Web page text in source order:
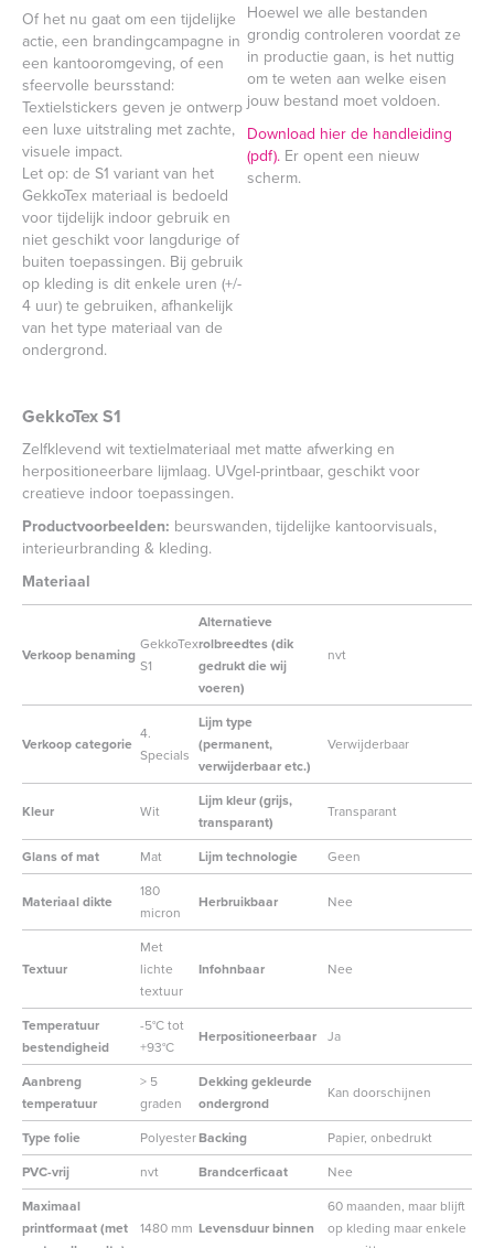
Of het nu gaat om een tijdelijke
actie, een brandingcampagne in
een kantooromgeving, of een
sfeervolle beursstand:
Textielstickers geven je ontwerp
een luxe uitstraling met zachte,
visuele impact.
Let op: de S1 variant van het
GekkoTex materiaal is bedoeld
voor tijdelijk indoor gebruik en
niet geschikt voor langdurige of
buiten toepassingen. Bij gebruik
op kleding is dit enkele uren (+/-
4 uur) te gebruiken, afhankelijk
van het type materiaal van de
ondergrond.
Hoewel we alle bestanden
grondig controleren voordat ze
in productie gaan, is het nuttig
om te weten aan welke eisen
jouw bestand moet voldoen.
Download hier de handleiding
(pdf). Er opent een nieuw
scherm.
GekkoTex S1
Zelfklevend wit textielmateriaal met matte afwerking en
herpositioneerbare lijmlaag. UVgel-printbaar, geschikt voor
creatieve indoor toepassingen.
Productvoorbeelden: beurswanden, tijdelijke kantoorvisuals,
interieurbranding & kleding.
Materiaal
Verkoop benaming
GekkoTex
S1
Alternatieve
rolbreedtes (dik
gedrukt die wij
voeren)
nvt
Verkoop categorie
4.
Specials
Lijm type
(permanent,
verwijderbaar etc.)
Verwijderbaar
Kleur Wit
Lijm kleur (grijs,
transparant)
Transparant
Glans of mat Mat Lijm technologie Geen
Materiaal dikte
180
micron
Herbruikbaar Nee
Textuur
Met
lichte
textuur
Infohnbaar Nee
Temperatuur
bestendigheid
-5°C tot
+93°C
Herpositioneerbaar Ja
Aanbreng
temperatuur
> 5
graden
Dekking gekleurde
ondergrond
Kan doorschijnen
Type folie PolyesterBacking
Papier, onbedrukt
PVC-vrij
nvt Brandcerficaat
Nee
Maximaal
printformaat (met
1480 mm Levensduur binnen
60 maanden, maar blijft
op kleding maar enkele